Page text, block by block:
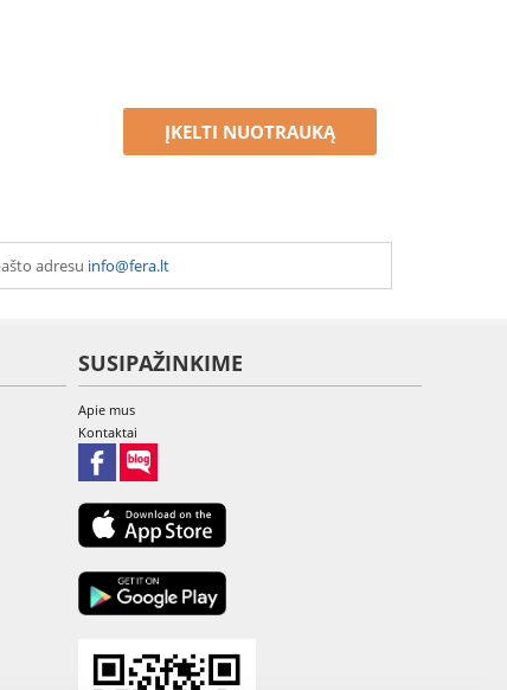
ĮKELTI NUOTRAUKĄ
adresu info@fera.lt
SUSIPAŽINKIME
Apie mus
Kontaktai